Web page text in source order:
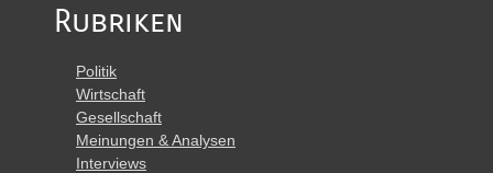
Rubriken
Politik
Wirtschaft
Gesellschaft
Meinungen & Analysen
Interviews